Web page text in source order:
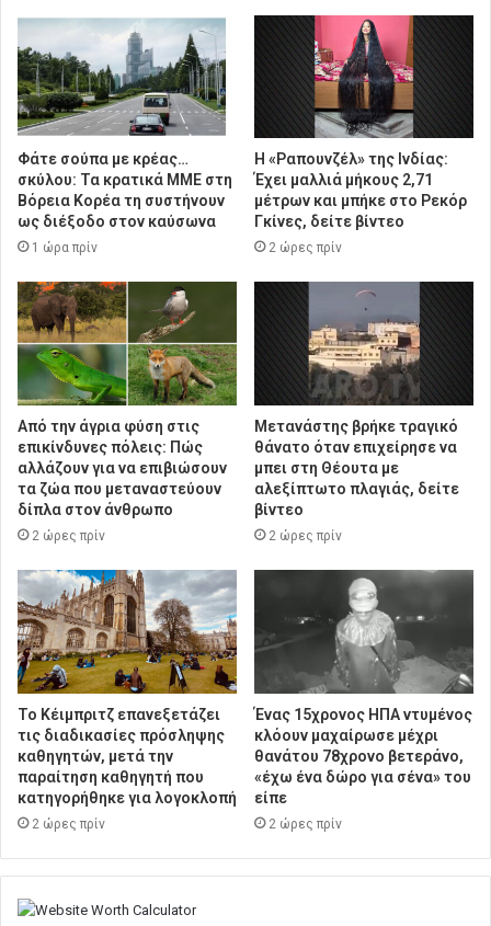
Φάτε σούπα με κρέας…
σκύλου: Τα κρατικά ΜΜΕ στη
Βόρεια Κορέα τη συστήνουν
ως διέξοδο στον καύσωνα
1 ώρα πρίν
Η «Ραπουνζέλ» της Ινδίας:
Έχει μαλλιά μήκους 2,71
μέτρων και μπήκε στο Ρεκόρ
Γκίνες, δείτε βίντεο
2 ώρες πρίν
Από την άγρια φύση στις
επικίνδυνες πόλεις: Πώς
αλλάζουν για να επιβιώσουν
τα ζώα που μεταναστεύουν
δίπλα στον άνθρωπο
2 ώρες πρίν
Μετανάστης βρήκε τραγικό
θάνατο όταν επιχείρησε να
μπει στη Θέουτα με
αλεξίπτωτο πλαγιάς, δείτε
βίντεο
2 ώρες πρίν
Το Κέιμπριτζ επανεξετάζει
τις διαδικασίες πρόσληψης
καθηγητών, μετά την
παραίτηση καθηγητή που
κατηγορήθηκε για λογοκλοπή
2 ώρες πρίν
Ένας 15χρονος ΗΠΑ ντυμένος
κλόουν μαχαίρωσε μέχρι
θανάτου 78χρονο βετεράνο,
«έχω ένα δώρο για σένα» του
είπε
2 ώρες πρίν